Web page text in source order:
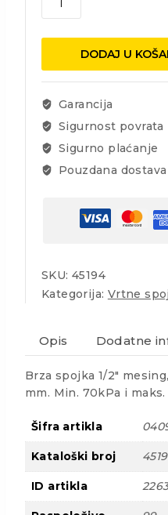
DODAJ U
Garancija
Sigurnost povrata
Sigurno plaćanje
Pouzdana dostava
SKU: 45194
Kategorija: Vrtne
Opis Dodatne
Brza spojka 1/2″
mm. Min. 70kPa i maks.
Šifra artikla
Kataloški broj
ID artikla